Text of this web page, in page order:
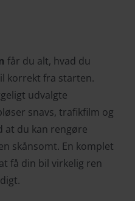
får du alt, hvad du
korrekt fra starten.
udvalgte
snavs, trafikfilm og
at du kan rengøre
skånsomt. En komplet
få din bil virkelig ren